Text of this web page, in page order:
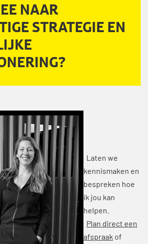
NAAR
STRATEGIE EN
Laten we
kennismaken en
bespreken hoe
ik jou kan
helpen.
Plan direct een
afspraak of